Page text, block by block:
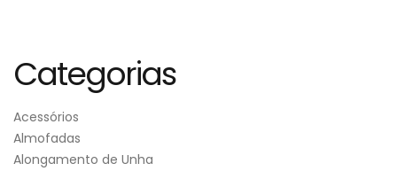
Categorias
Acessórios
Almofadas
Alongamento de Unha